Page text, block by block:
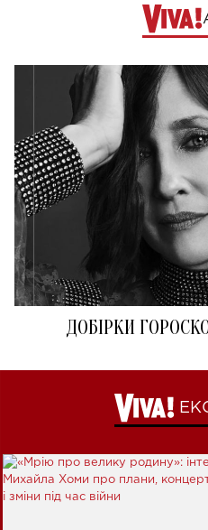
ДОБІРКИ